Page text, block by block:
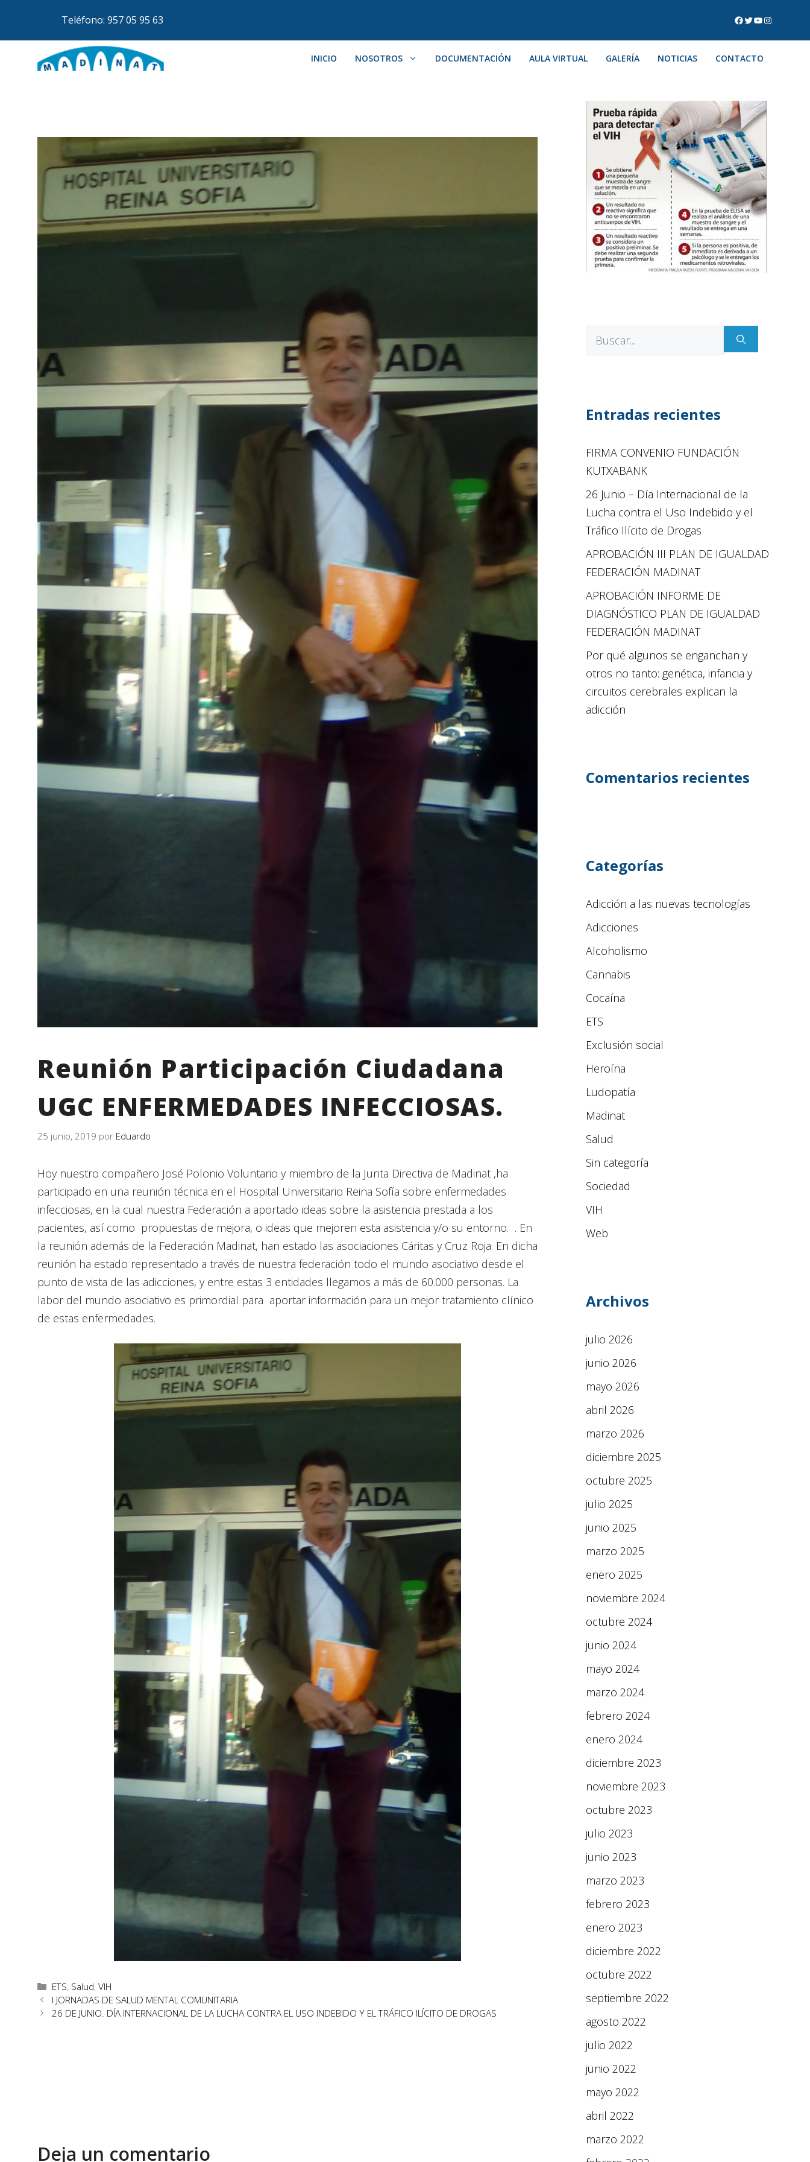
Teléfono: 957 05 95 63
INICIO NOSOTROS DOCUMENTACIÓN AULA VIRTUAL GALERÍA NOTICIAS CONTACTO
Reunión Participación Ciudadana
UGC ENFERMEDADES INFECCIOSAS.
25 junio, 2019 por Eduardo
Hoy nuestro compañero José Polonio Voluntario y miembro de la Junta Directiva de Madinat ,ha
participado en una reunión técnica en el Hospital Universitario Reina Sofía sobre enfermedades
infecciosas, en la cual nuestra Federación a aportado ideas sobre la asistencia prestada a los
pacientes, así como propuestas de mejora, o ideas que mejoren esta asistencia y/o su entorno. . En
la reunión además de la Federación Madinat, han estado las asociaciones Cáritas y Cruz Roja. En dicha
reunión ha estado representado a través de nuestra federación todo el mundo asociativo desde el
punto de vista de las adicciones, y entre estas 3 entidades llegamos a más de 60.000 personas. La
labor del mundo asociativo es primordial para aportar información para un mejor tratamiento clínico
de estas enfermedades.
ETS, Salud,VIH
I JORNADAS DE SALUD MENTAL COMUNITARIA
26 DE JUNIO. DÍA INTERNACIONAL DE LA LUCHA CONTRA EL USO INDEBIDO Y EL TRÁFICO ILÍCITO DE DROGAS
Deja un comentario
Entradas recientes
FIRMA CONVENIO FUNDACIÓN
KUTXABANK
26 Junio – Día Internacional de la
Lucha contra el Uso Indebido y el
Tráfico Ilícito de Drogas
APROBACIÓN III PLAN DE IGUALDAD
FEDERACIÓN MADINAT
APROBACIÓN INFORME DE
DIAGNÓSTICO PLAN DE IGUALDAD
FEDERACIÓN MADINAT
Por qué algunos se enganchan y
otros no tanto: genética, infancia y
circuitos cerebrales explican la
adicción
Comentarios recientes
Categorías
Adicción a las nuevas tecnologías
Adicciones
Alcoholismo
Cannabis
Cocaína
ETS
Exclusión social
Heroína
Ludopatía
Madinat
Salud
Sin categoría
Sociedad
VIH
Web
Archivos
julio 2026
junio 2026
mayo 2026
abril 2026
marzo 2026
diciembre 2025
octubre 2025
julio 2025
junio 2025
marzo 2025
enero 2025
noviembre 2024
octubre 2024
junio 2024
mayo 2024
marzo 2024
febrero 2024
enero 2024
diciembre 2023
noviembre 2023
octubre 2023
julio 2023
junio 2023
marzo 2023
febrero 2023
enero 2023
diciembre 2022
octubre 2022
septiembre 2022
agosto 2022
julio 2022
junio 2022
mayo 2022
abril 2022
marzo 2022